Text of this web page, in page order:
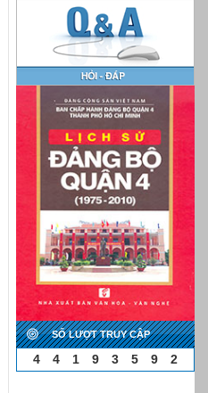
SỐ LƯỢT TRUY CẬP
4 4 1 9 3 5 9 2